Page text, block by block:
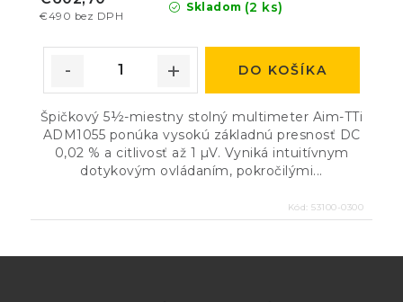
Skladom (2 ks)
€490 bez DPH
DO KOŠÍKA
Špičkový 5½-miestny stolný multimeter Aim-TTi
ADM1055 ponúka vysokú základnú presnosť DC
0,02 % a citlivosť až 1 µV. Vyniká intuitívnym
dotykovým ovládaním, pokročilými...
Kód: 53100-0300